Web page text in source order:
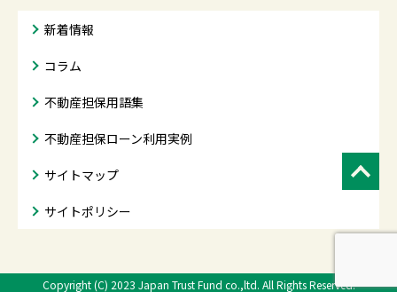
新着情報
コラム
不動産担保用語集
不動産担保ローン利用実例
サイトマップ
サイトポリシー
Copyright (C) 2023 Japan Trust Fund co.,ltd. All Rights Reserved.